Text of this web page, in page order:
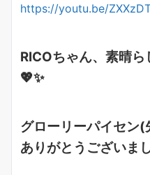
https://youtu.be/
RICOちゃん、素晴
💖✨
グローリーパイセン(
ありがとうございま